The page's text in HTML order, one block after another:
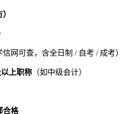
信网可查，含全日制 / 自考 / 成考）
上职称 （如中级会计）
合格